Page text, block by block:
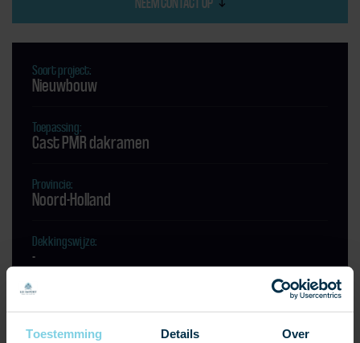
Toestemming Details Over
Soort project:
Nieuwbouw
Toepassing:
Cast PMR dakramen
Provincie:
Noord-Holland
Dekkingswijze:
-
Leisteen:
-